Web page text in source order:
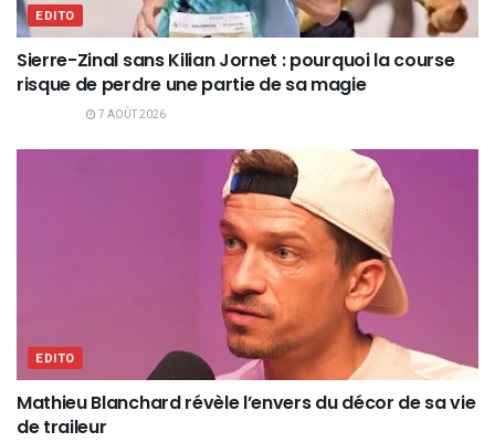
EDITO
Sierre-Zinal sans Kilian Jornet : pourquoi la course
risque de perdre une partie de sa magie
7 AOÛT 2026
EDITO
Mathieu Blanchard révèle l’envers du décor de sa vie
de traileur